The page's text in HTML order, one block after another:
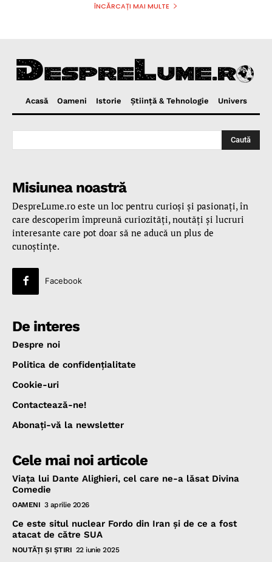
ÎNCĂRCAȚI MAI MULTE
Acasă Oameni Istorie Ştiinţă & Tehnologie Univers
Caută
Misiunea noastră
DespreLume.ro este un loc pentru curioşi şi pasionaţi, în
care descoperim împreună curiozităţi, noutăţi şi lucruri
interesante care pot doar să ne aducă un plus de
cunoştinţe.
Facebook
De interes
Despre noi
Politica de confidenţialitate
Cookie-uri
Contactează-ne!
Abonaţi-vă la newsletter
Cele mai noi articole
Viața lui Dante Alighieri, cel care ne-a lăsat Divina
Comedie
OAMENI 3 aprilie 2026
Ce este situl nuclear Fordo din Iran și de ce a fost
atacat de către SUA
NOUTĂŢI ŞI ŞTIRI 22 iunie 2025